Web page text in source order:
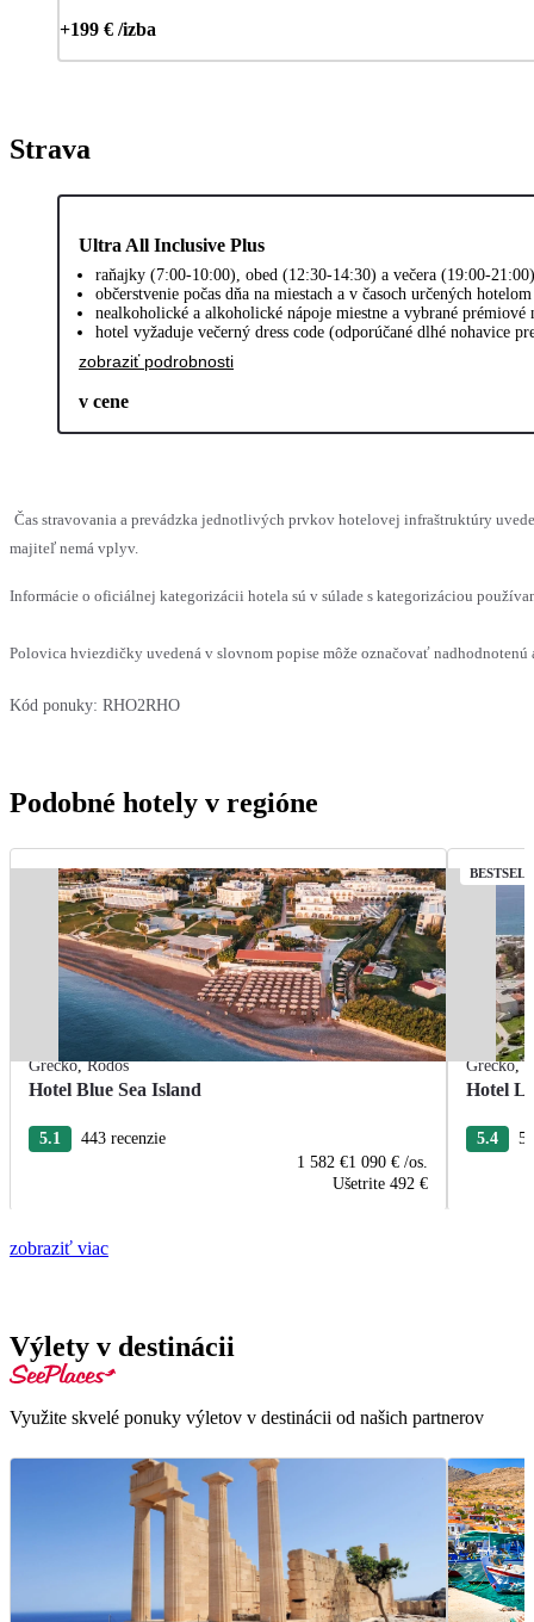
+199 € /izba
Strava
Ultra All Inclusive Plus
raňajky (7:00-10:00), obed (12:30-14:30) a večera (19:00-
občerstvenie počas dňa na miestach a v časoch určených
nealkoholické a alkoholické nápoje miestne a vybrané
hotel vyžaduje večerný dress code (odporúčané dlhé nohavice
zobraziť podrobnosti
v cene
Čas stravovania a prevádzka jednotlivých prvkov hotelovej infraštruktúry
majiteľ nemá vplyv.
Informácie o oficiálnej kategorizácii hotela sú v súlade s kategorizáciou
Polovica hviezdičky uvedená v slovnom popise môže označovať
Kód ponuky: RHO2RHO
Podobné hotely v regióne
Grécko,Rodos
Hotel Blue Sea Island
5.1
443 recenzie
1 582 €1 090 € /os.
Ušetrite 492 €
Grécko,
Hotel
5.4
zobraziť viac
Výlety v destinácii
Využite skvelé ponuky výletov v destinácii od našich partnerov